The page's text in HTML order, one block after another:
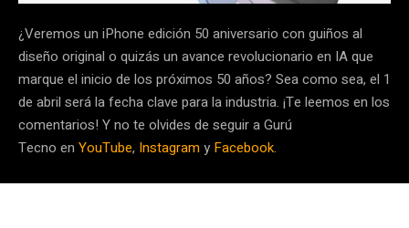
¿Veremos un iPhone edición 50 aniversario con guiños al
diseño original o quizás un avance revolucionario en IA que
marque el inicio de los próximos 50 años? Sea como sea, el 1
de abril será la fecha clave para la industria. ¡Te leemos en los
comentarios! Y no te olvides de seguir a Gurú
Tecno en YouTube, Instagramy Facebook.